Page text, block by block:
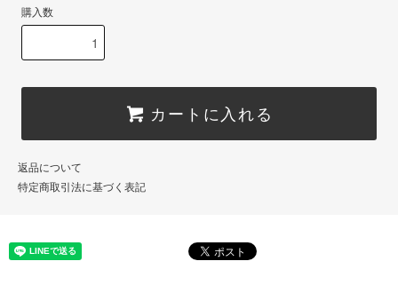
購入数
カートに入れる
返品について
特定商取引法に基づく表記